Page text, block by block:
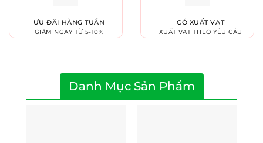
ƯU ĐÃI HÀNG TUẦN
GIẢM NGAY TỪ 5-10%
CÓ XUẤT VAT
XUẤT VAT THEO YÊU CẦU
Danh Mục Sản Phẩm